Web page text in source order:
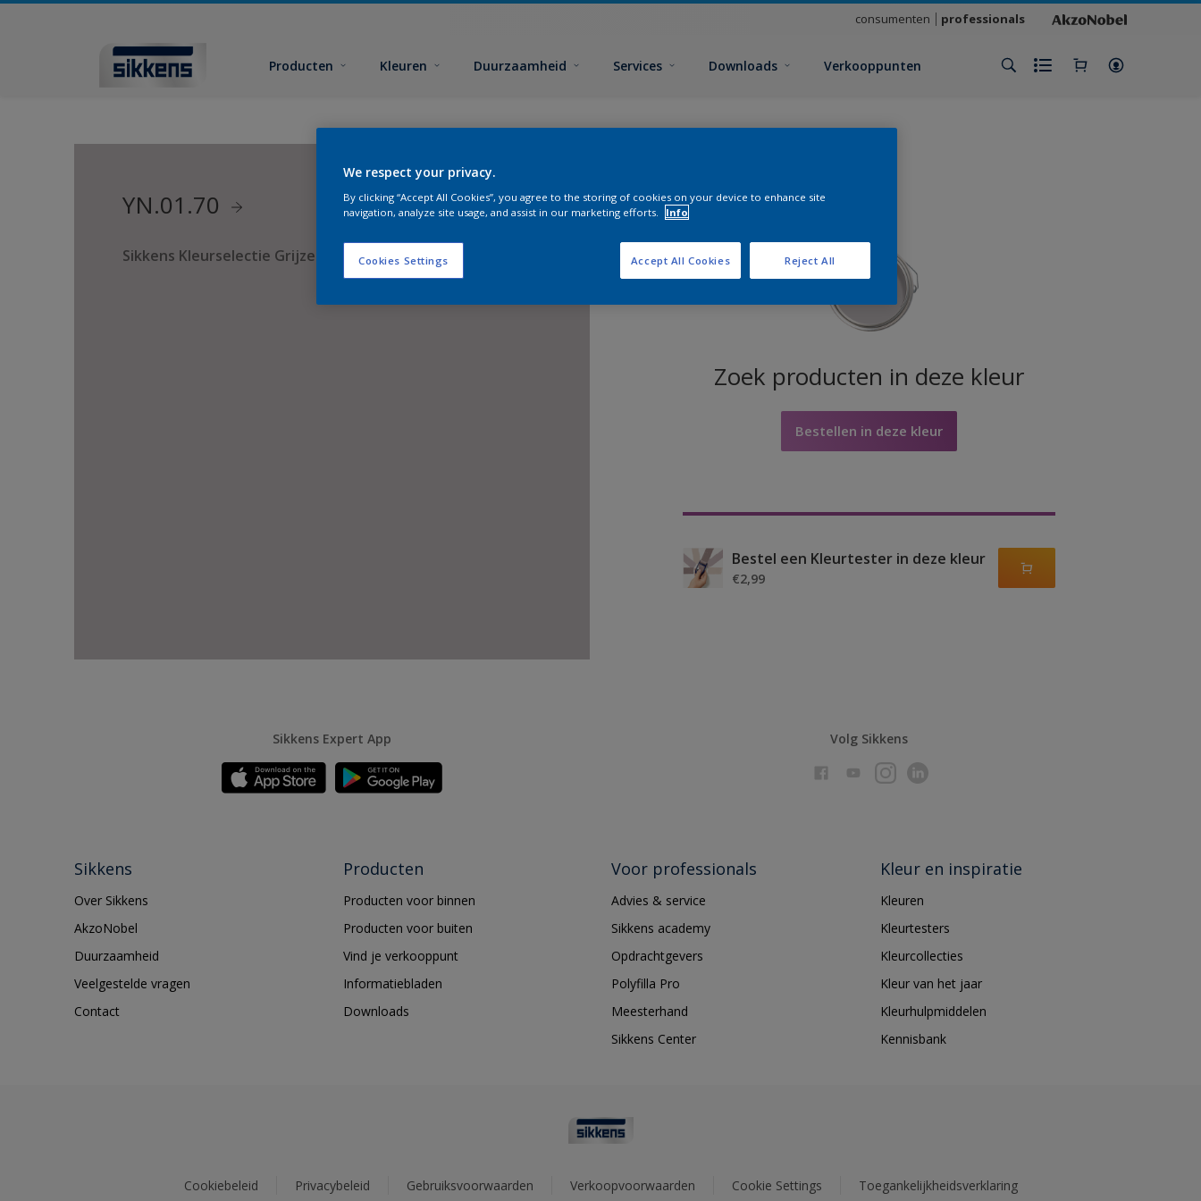
consumenten professionals
Producten Kleuren Duurzaamheid Services Downloads Verkooppunten
YN.01.70
Sikkens Kleurselectie Grijzen
Zoek producten in deze kleur
Bestellen in deze kleur
Bestel een Kleurtester in deze kleur
€2,99
Sikkens Expert App Volg Sikkens
Sikkens
Over Sikkens
AkzoNobel
Duurzaamheid
Veelgestelde vragen
Contact
Producten
Producten voor binnen
Producten voor buiten
Vind je verkooppunt
Informatiebladen
Downloads
Voor professionals
Advies & service
Sikkens academy
Opdrachtgevers
Polyfilla Pro
Meesterhand
Sikkens Center
Kleur en inspiratie
Kleuren
Kleurtesters
Kleurcollecties
Kleur van het jaar
Kleurhulpmiddelen
Kennisbank
Cookiebeleid Privacybeleid Gebruiksvoorwaarden Verkoopvoorwaarden Cookie Settings Toegankelijkheidsverklaring
We respect your privacy.
By clicking “Accept All Cookies”, you agree to the storing of cookies on your device to enhance site
navigation, analyze site usage, and assist in our marketing efforts.
Info
Cookies Settings Reject All
Accept All Cookies